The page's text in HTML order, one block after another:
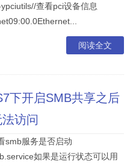
查看pci设备信息
阅读全文
下开启SMB共享之后
访问
smb服务是否启动
如果是运行状态可以用